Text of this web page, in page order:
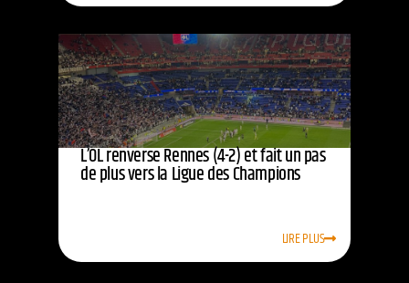
L’OL renverse Rennes (4-2) et fait un pas
de plus vers la Ligue des Champions
LIRE PLUS